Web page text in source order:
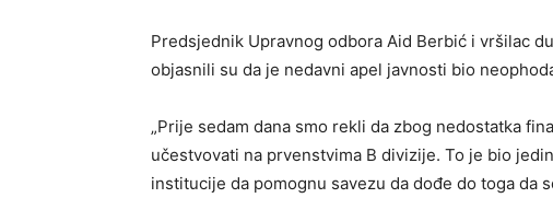
Predsjednik Upravnog odbora Aid Berbić i vršilac
objasnili su da je nedavni apel javnosti bio
„Prije sedam dana smo rekli da zbog nedostatka
učestvovati na prvenstvima B divizije. To je bio
institucije da pomognu savezu da dođe do toga da